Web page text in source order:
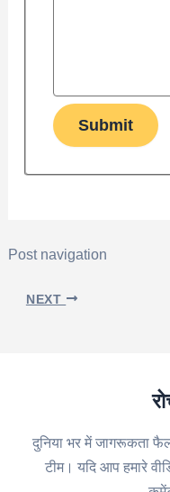
Submit
Post navigation
NEXT
दुनिया भर में जागरूकता
टीम। यदि आप हमारे